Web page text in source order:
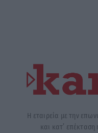
Η εταιρεία με την
και κατ’ επέκταση